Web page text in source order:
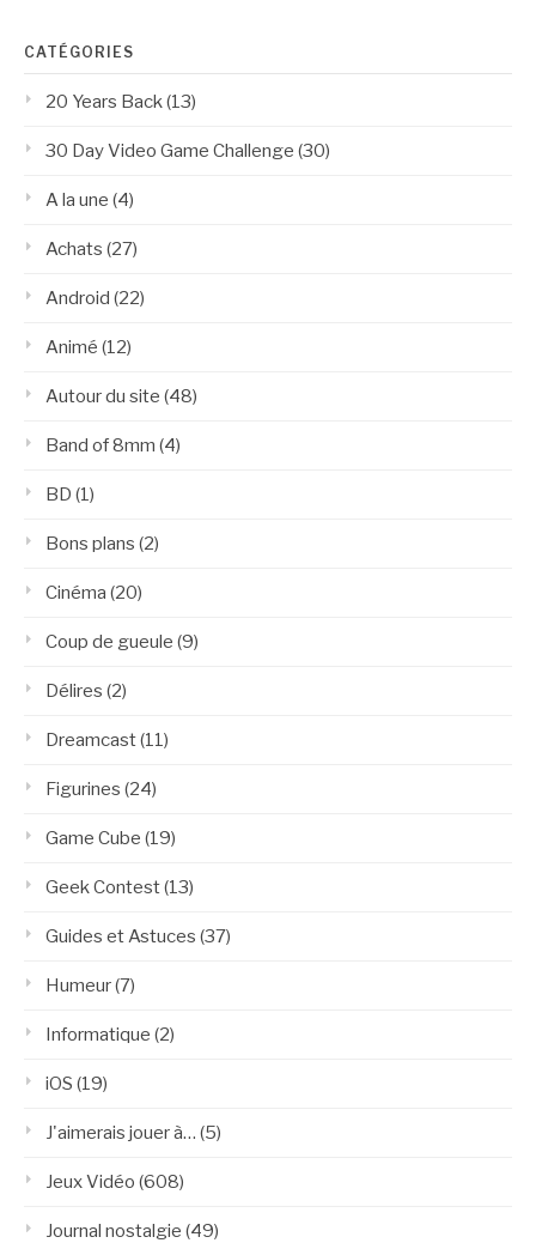
CATÉGORIES
20 Years Back(13)
30 Day Video Game Challenge (30)
A la une (4)
Achats (27)
Android (22)
Animé (12)
Autour du site (48)
Band of 8mm (4)
BD (1)
Bons plans (2)
Cinéma (20)
Coup de gueule (9)
Délires (2)
Dreamcast(11)
Figurines (24)
Game Cube (19)
Geek Contest(13)
Guides et Astuces (37)
Humeur(7)
Informatique (2)
iOS (19)
J'aimerais jouer à… (5)
Jeux Vidéo (608)
Journal nostalgie (49)